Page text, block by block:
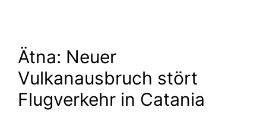
Ätna: Neuer
Vulkanausbruch stört
Flugverkehr in Catania